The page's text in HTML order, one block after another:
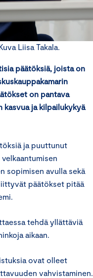
Liisa Takala.
päätöksiä, joista on
on pantava
kasvua ja kilpailukykyä
ja puuttunut
sopimisen avulla sekä
päätökset pitää
tehdä yllättäviä
aikaan.
ovat olleet
vahvistaminen.